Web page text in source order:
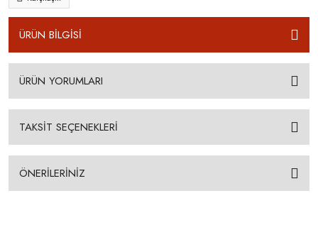
ÜRÜN BİLGİSİ
ÜRÜN YORUMLARI
TAKSİT SEÇENEKLERİ
ÖNERİLERİNİZ